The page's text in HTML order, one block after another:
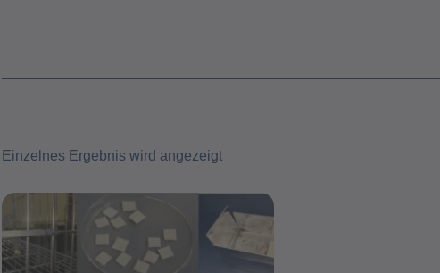
Einzelnes Ergebnis wird angezeigt